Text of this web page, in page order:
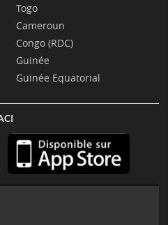
Togo
Cameroun
Congo (RDC)
Guinée
Guinée Equatorial